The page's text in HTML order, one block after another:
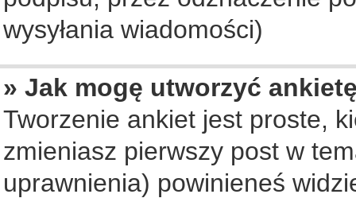
wysyłania wiadomości)
» Jak mogę utworzyć
Tworzenie ankiet jest proste,
zmieniasz pierwszy post w
uprawnienia) powinieneś